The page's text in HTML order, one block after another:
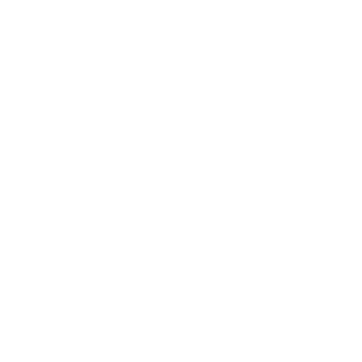
és telt - pont olyan, mint a palacsinta,